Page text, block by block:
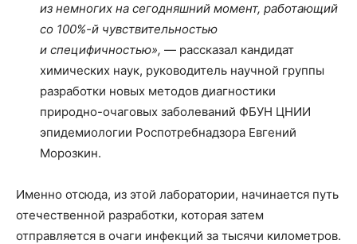
из немногих на сегодняшний момент, работающий
со 100%-й чувствительностью
и специфичностью», — рассказал кандидат
химических наук, руководитель научной группы
разработки новых методов диагностики
природно-очаговых заболеваний ФБУН ЦНИИ
эпидемиологии Роспотребнадзора Евгений
Морозкин.
Именно отсюда, из этой лаборатории, начинается путь
отечественной разработки, которая затем
отправляется в очаги инфекций за тысячи километров.